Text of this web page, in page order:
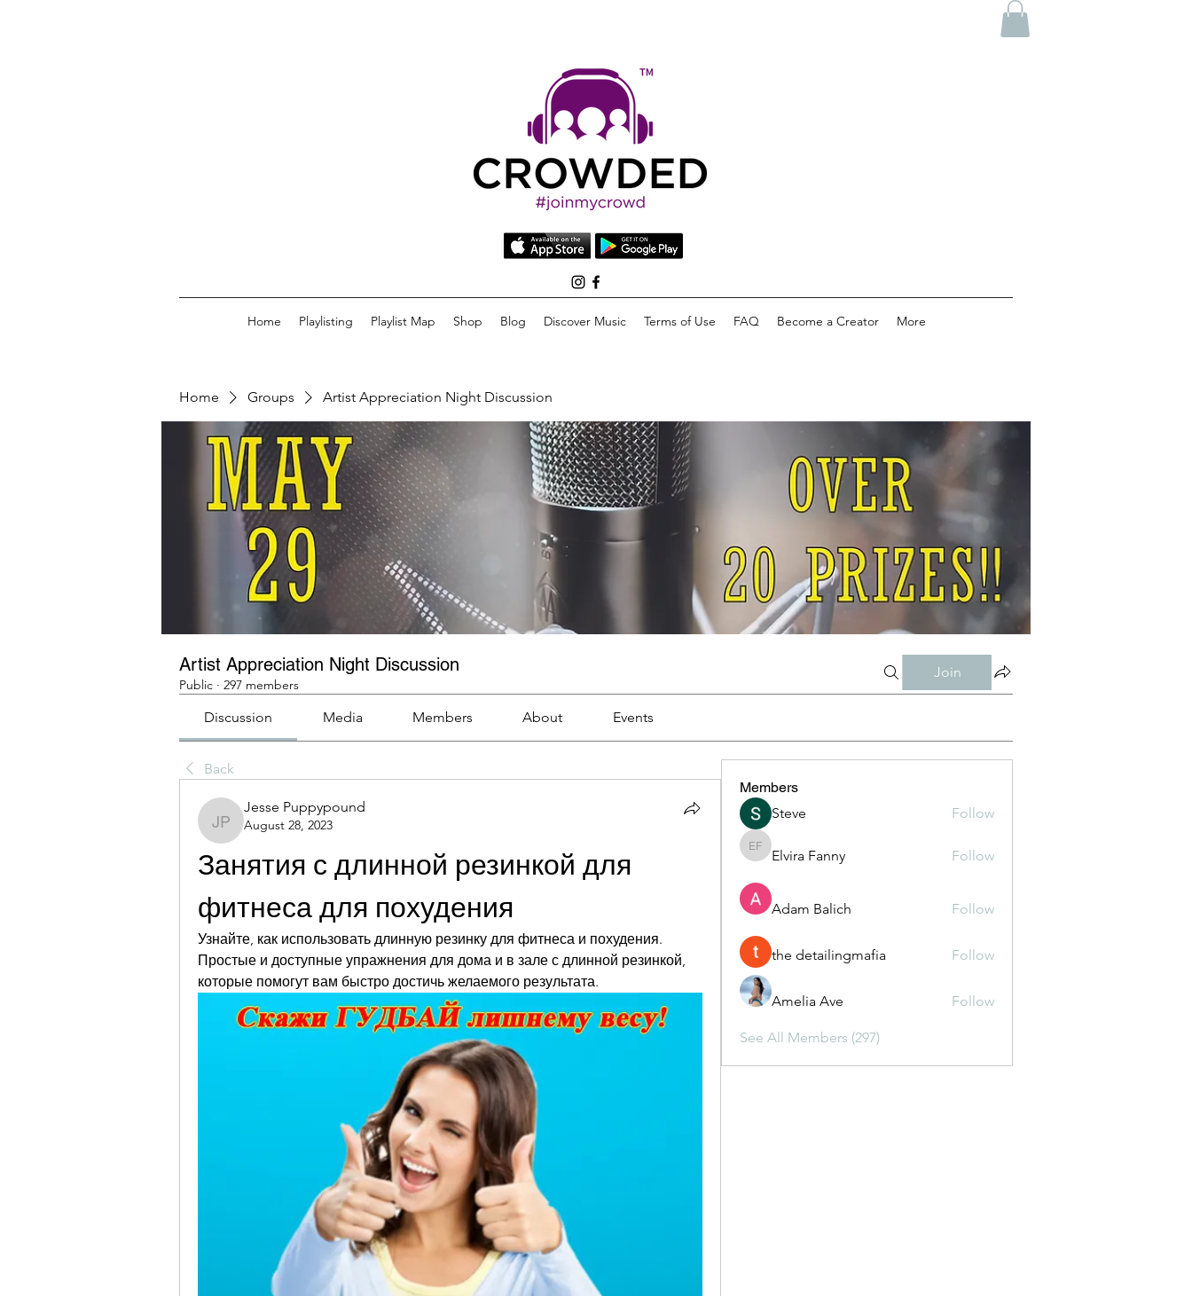
Home Playlisting Playlist Map Shop Blog Discover Music Terms of Use FAQ Become a Creator More
Home Groups Artist Appreciation Night Discussion
Artist Appreciation Night Discussion
Public · 297 members
Join
Discussion Media Members About Events
Back
Jesse Puppypound
Jesse Puppypound
August 28, 2023
Занятия с длинной резинкой для
фитнеса для похудения
Узнайте, как использовать длинную резинку для фитнеса и похудения.
Простые и доступные упражнения для дома и в зале с длинной резинкой,
которые помогут вам быстро достичь желаемого результата.
Members
Steve
Follow
Elvira Fanny
Elvira Fanny Follow
Adam Balich Follow
the detailingmafia Follow
Amelia Ave Follow
See All Members (297)